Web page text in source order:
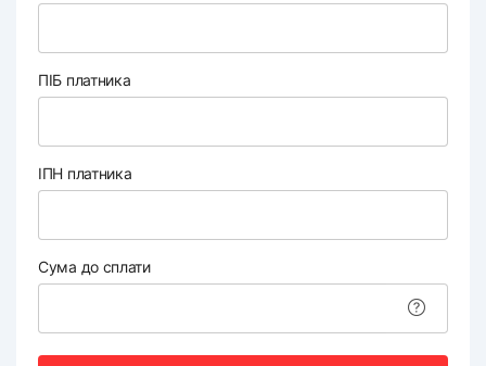
ПІБ платника
ІПН платника
Сума до сплати